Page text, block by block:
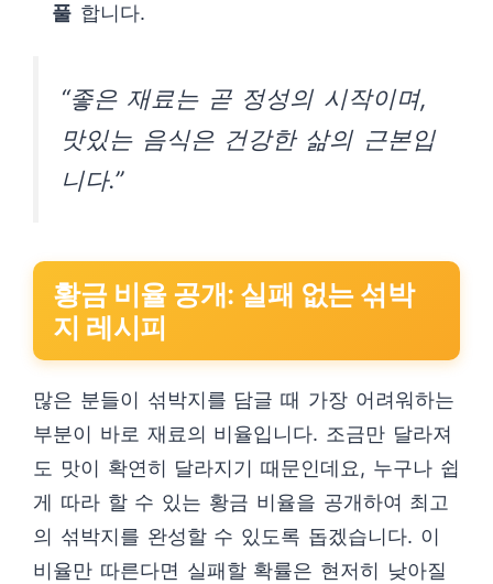
풀 합니다.
“좋은 재료는 곧 정성의 시작이며,
맛있는 음식은 건강한 삶의 근본입
니다.”
황금 비율 공개: 실패 없는 섞박
지 레시피
많은 분들이 섞박지를 담글 때 가장 어려워하는
부분이 바로 재료의 비율입니다. 조금만 달라져
도 맛이 확연히 달라지기 때문인데요, 누구나 쉽
게 따라 할 수 있는 황금 비율을 공개하여 최고
의 섞박지를 완성할 수 있도록 돕겠습니다. 이
비율만 따른다면 실패할 확률은 현저히 낮아질